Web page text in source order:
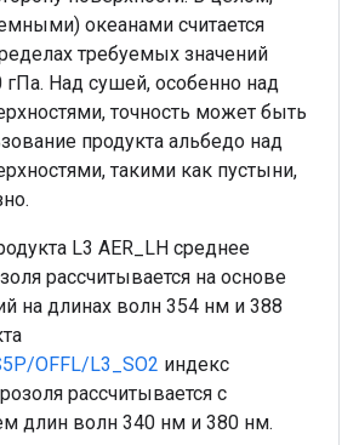
океанами считается
требуемых значений
Над сушей, особенно над
точность может быть
продукта альбедо над
такими как пустыни,
L3 AER_LH среднее
рассчитывается на основе
на длинах волн 354 нм и 388
OFFL/L3_SO2 индекс
рассчитывается с
длин волн 340 нм и 380 нм.